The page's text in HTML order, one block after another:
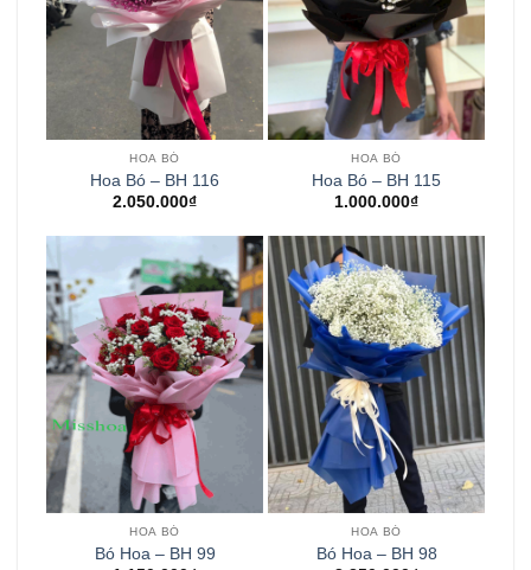
HOA BÓ
Hoa Bó – BH 116
2.050.000₫
HOA BÓ
Hoa Bó – BH 115
1.000.000₫
HOA BÓ
Bó Hoa – BH 99
HOA BÓ
Bó Hoa – BH 98